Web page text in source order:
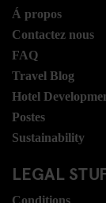
Á propos
Contactez nous
FAQ
Travel Blog
Hotel
Postes
Sustainability
LEGAL
Conditions